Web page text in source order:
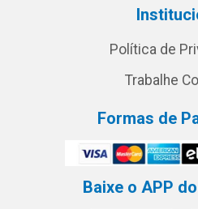
Política de
Trabalhe
Formas de
Baixe o APP